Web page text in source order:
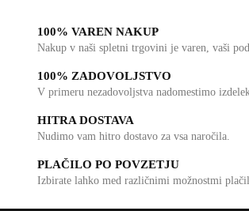
100% VAREN NAKUP
Nakup v naši spletni trgovini je varen, vaši
100% ZADOVOLJSTVO
V primeru nezadovoljstva nadomestimo
HITRA DOSTAVA
Nudimo vam hitro dostavo za vsa naročila.
PLAČILO PO POVZETJU
Izbirate lahko med različnimi možnostmi